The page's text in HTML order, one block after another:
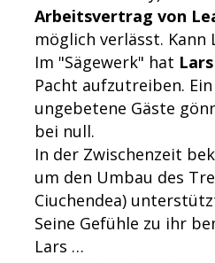
Arbeitsvertrag von
möglich verlässt. Kann
Im "Sägewerk" hat Lars
Pacht aufzutreiben. Ein
ungebetene Gäste
bei null.
In der Zwischenzeit
um den Umbau des
Ciuchendea)
Seine Gefühle zu ihr
Lars …